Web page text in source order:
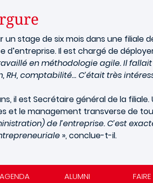
un stage de six mois dans une
Il est chargé de
en méthodologie agile. Il
comptabilité… C’était très
il est Secrétaire général de la
et le management transverse de
de l’entreprise.C’est
», conclue-t-il.
AGENDA ALUMNI